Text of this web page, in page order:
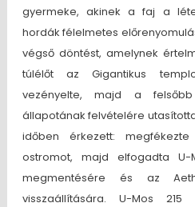
gyermeke, akinek a faj a
hordák félelmetes
végső döntést, amelynek
túlélőt az Gigantikus
vezényelte, majd a
állapotának felvételére
időben érkezett:
ostromot, majd elfogadta
megmentésére és az
visszaállítására. U-Mos 215